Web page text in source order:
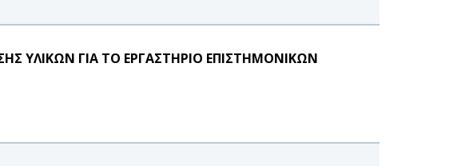
ΥΛΙΚΩΝ ΓΙΑ ΤΟ ΕΡΓΑΣΤΗΡΙΟ ΕΠΙΣΤΗΜΟΝΙΚΩΝ